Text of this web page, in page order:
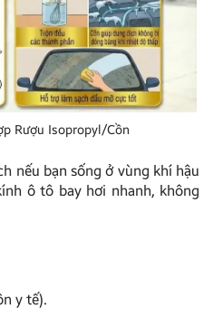
Rượu Isopropyl/Cồn
nếu bạn sống ở vùng khí hậu
ô tô bay hơi nhanh, không
y tế).